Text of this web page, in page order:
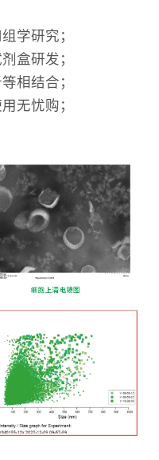
学研究；
盒研发；
相结合；
无忧购；